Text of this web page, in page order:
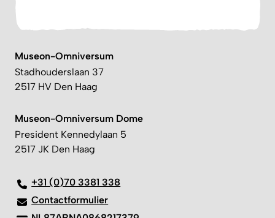
Museon-Omniversum
Stadhouderslaan 37
2517 HV Den Haag
Museon-Omniversum Dome
President Kennedylaan 5
2517 JK Den Haag
+31 (0)70 3381 338
Contactformulier